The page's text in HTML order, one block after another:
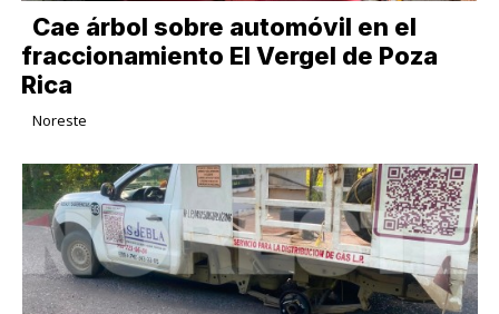
Cae árbol sobre automóvil en el
fraccionamiento El Vergel de Poza
Rica
Noreste